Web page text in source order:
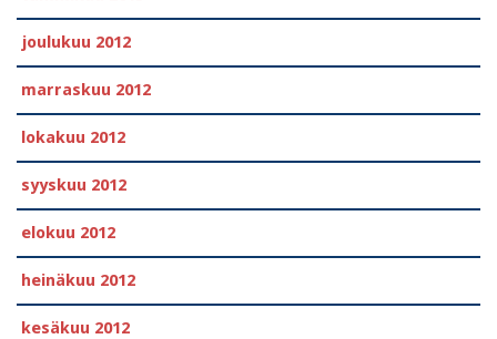
joulukuu 2012
marraskuu 2012
lokakuu 2012
syyskuu 2012
elokuu 2012
heinäkuu 2012
kesäkuu 2012